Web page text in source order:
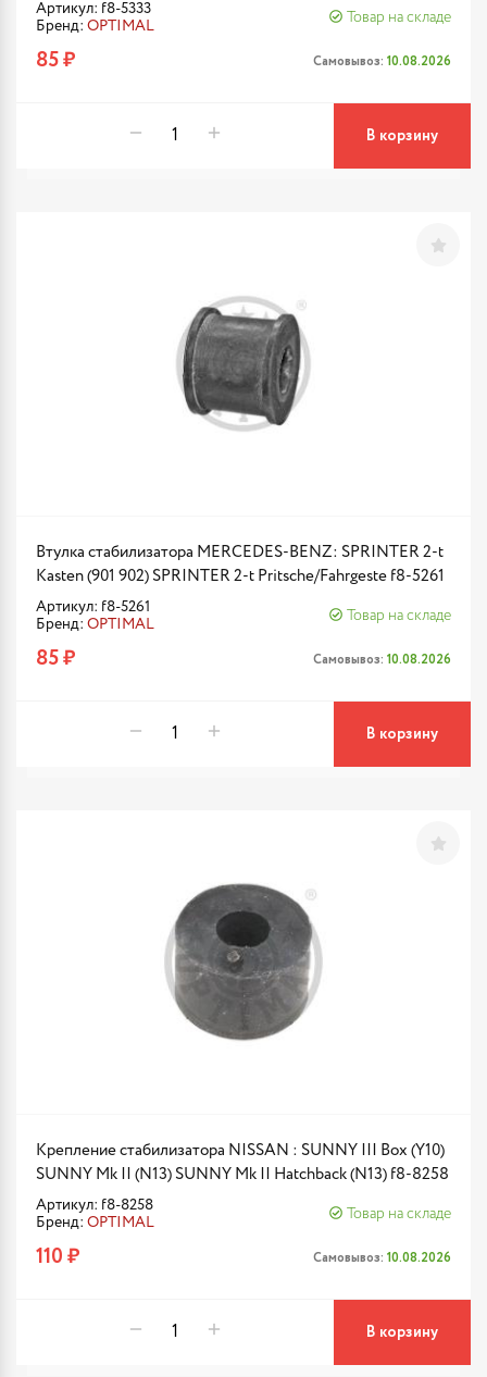
Артикул: f8-5333
Бренд: OPTIMAL
Товар на складе
85 ₽ Самовывоз: 10.08.2026
В корзину
Втулка стабилизатора MERCEDES-BENZ: SPRINTER 2-t
Kasten (901 902) SPRINTER 2-t Pritsche/Fahrgeste f8-5261
Артикул: f8-5261
Бренд: OPTIMAL
Товар на складе
85 ₽ Самовывоз: 10.08.2026
В корзину
Крепление стабилизатора NISSAN : SUNNY III Box (Y10)
SUNNY Mk II (N13) SUNNY Mk II Hatchback (N13) f8-8258
Артикул: f8-8258
Бренд: OPTIMAL
Товар на складе
110 ₽ Самовывоз: 10.08.2026
В корзину